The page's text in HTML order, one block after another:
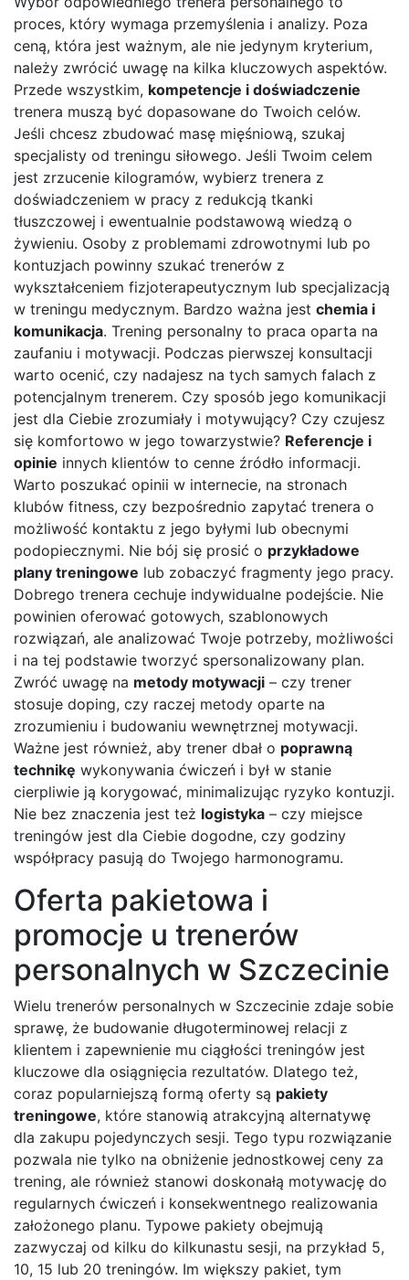
proces, który wymaga przemyślenia i analizy. Poza
ceną, która jest ważnym, ale nie jedynym kryterium,
należy zwrócić uwagę na kilka kluczowych aspektów.
Przede wszystkim, kompetencje i doświadczenie
trenera muszą być dopasowane do Twoich celów.
Jeśli chcesz zbudować masę mięśniową, szukaj
specjalisty od treningu siłowego. Jeśli Twoim celem
jest zrzucenie kilogramów, wybierz trenera z
doświadczeniem w pracy z redukcją tkanki
tłuszczowej i ewentualnie podstawową wiedzą o
żywieniu. Osoby z problemami zdrowotnymi lub po
kontuzjach powinny szukać trenerów z
wykształceniem fizjoterapeutycznym lub specjalizacją
w treningu medycznym. Bardzo ważna jest chemia i
komunikacja. Trening personalny to praca oparta na
zaufaniu i motywacji. Podczas pierwszej konsultacji
warto ocenić, czy nadajesz na tych samych falach z
potencjalnym trenerem. Czy sposób jego komunikacji
jest dla Ciebie zrozumiały i motywujący? Czy czujesz
się komfortowo w jego towarzystwie? Referencje i
opinie innych klientów to cenne źródło informacji.
Warto poszukać opinii w internecie, na stronach
klubów fitness, czy bezpośrednio zapytać trenera o
możliwość kontaktu z jego byłymi lub obecnymi
podopiecznymi. Nie bój się prosić o przykładowe
plany treningowe lub zobaczyć fragmenty jego pracy.
Dobrego trenera cechuje indywidualne podejście. Nie
powinien oferować gotowych, szablonowych
rozwiązań, ale analizować Twoje potrzeby, możliwości
i na tej podstawie tworzyć spersonalizowany plan.
Zwróć uwagę na metody motywacji – czy trener
stosuje doping, czy raczej metody oparte na
zrozumieniu i budowaniu wewnętrznej motywacji.
Ważne jest również, aby trener dbał o poprawną
technikę wykonywania ćwiczeń i był w stanie
cierpliwie ją korygować, minimalizując ryzyko kontuzji.
Nie bez znaczenia jest też logistyka – czy miejsce
treningów jest dla Ciebie dogodne, czy godziny
współpracy pasują do Twojego harmonogramu.
Oferta pakietowa i
promocje u trenerów
personalnych w Szczecinie
Wielu trenerów personalnych w Szczecinie zdaje sobie
sprawę, że budowanie długoterminowej relacji z
klientem i zapewnienie mu ciągłości treningów jest
kluczowe dla osiągnięcia rezultatów. Dlatego też,
coraz popularniejszą formą oferty są pakiety
treningowe, które stanowią atrakcyjną alternatywę
dla zakupu pojedynczych sesji. Tego typu rozwiązanie
pozwala nie tylko na obniżenie jednostkowej ceny za
trening, ale również stanowi doskonałą motywację do
regularnych ćwiczeń i konsekwentnego realizowania
założonego planu. Typowe pakiety obejmują
zazwyczaj od kilku do kilkunastu sesji, na przykład 5,
10, 15 lub 20 treningów. Im większy pakiet, tym